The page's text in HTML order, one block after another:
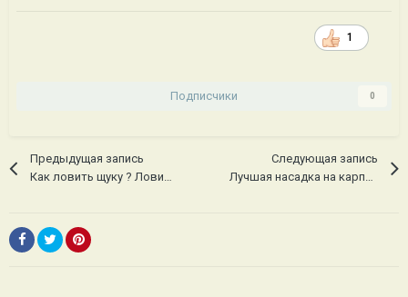
1
Подписчики 0
Предыдущая запись
Как ловить щуку ? Ловим с чемпионами. Готовим с СЮФом.
Следующая запись
Лучшая насадка на карпа !!! РОЗЫГРЫШ!!! Ловля карпа в жару.